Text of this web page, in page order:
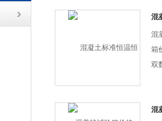
混
箱
混
箱
双
混